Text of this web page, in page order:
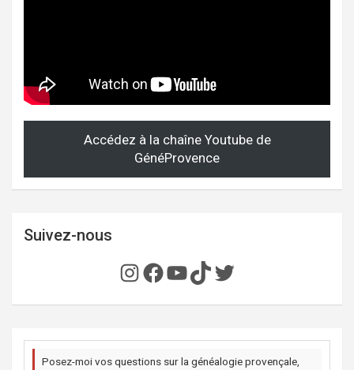
Accédez à la chaîne Youtube de
GénéProvence
Suivez-nous
Instagram
Facebook
YouTube
TikTok
Twitter
Posez-moi vos questions sur la généalogie provençale,